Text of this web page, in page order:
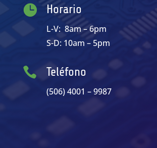
 Horario
L-V: 8am – 6pm
S-D: 10am – 5pm
 Teléfono
(506) 4001 – 9987